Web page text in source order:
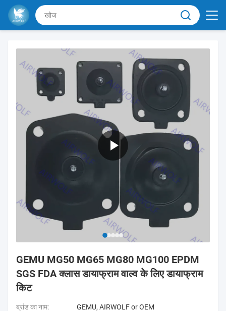
GEMU MG50 MG65 MG80 MG100 EPDM
SGS FDA क्लास डायाफ्राम वाल्व के लिए डायाफ्राम
किट
ब्रांड का नाम:
GEMU, AIRWOLF or OEM